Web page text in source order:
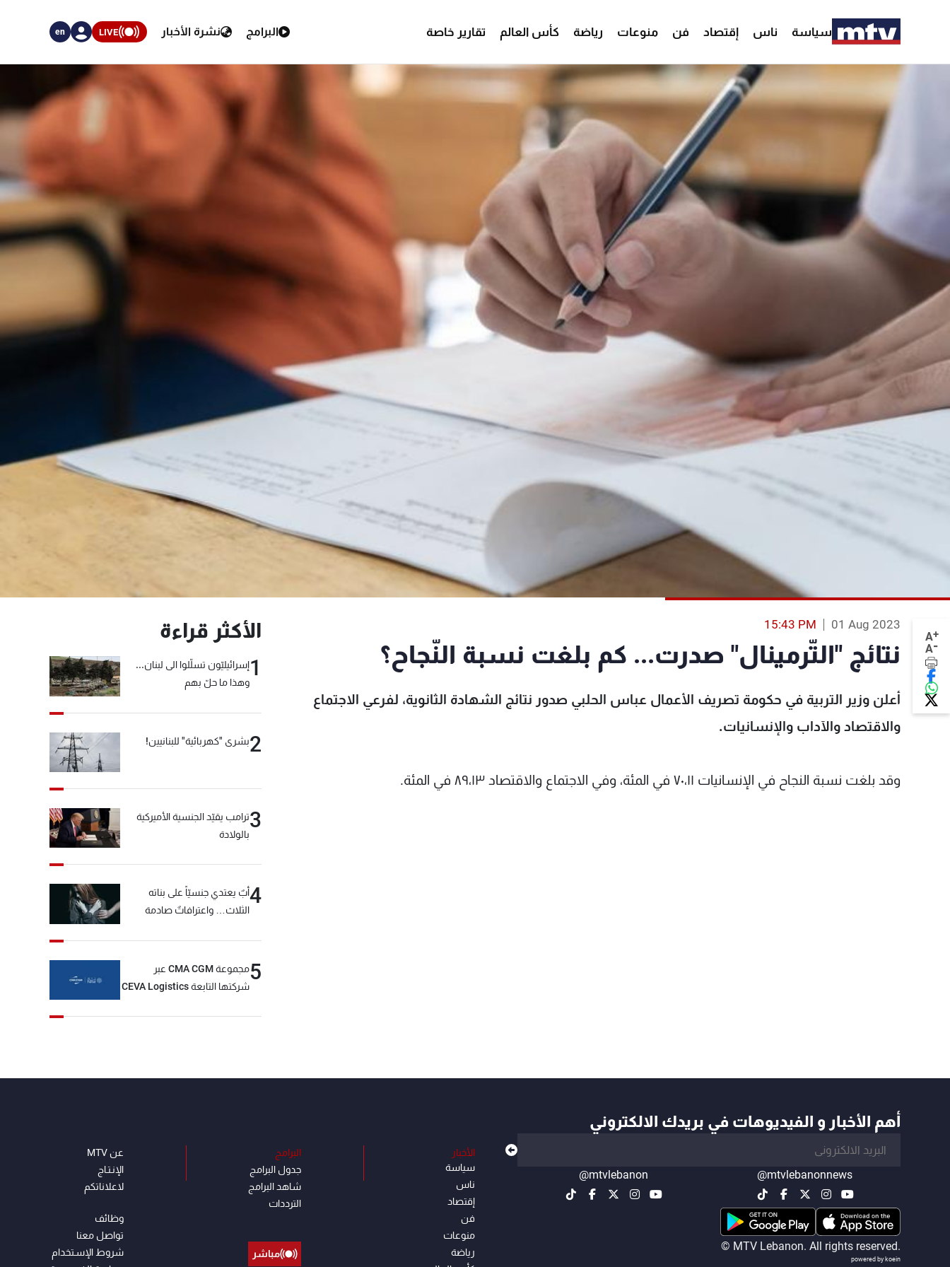
سياسة ناس إقتصاد فن منوعات رياضة كأس العالم تقارير خاصة البرامج نشرة الأخبار LIVE
en
A+
A-
01 Aug 2023
15:43 PM
نتائج "التّرمينال" صدرت... كم بلغت نسبة النّجاح؟
أعلن وزير التربية في حكومة تصريف الأعمال عباس الحلبي صدور نتائج الشهادة الثانوية، لفرعي الاجتماع
والاقتصاد والآداب والإنسانيات.
وقد بلغت نسبة النجاح في الإنسانيات ٧٠،١١ في المئة، وفي الاجتماع والاقتصاد ٨٩،١٣ في المئة.
الأكثر قراءة
1إسرائيليّون تسلّلوا الى لبنان...
وهذا ما حلّ بهم
2بشرى "كهربائية" للبنانيين!
3ترامب يقيّد الجنسية الأميركية
بالولادة
4أبٌ يعتدي جنسيّاً على بناته
الثلاث… واعترافاتٌ صادمة
5
مجموعة CMA CGM عبر
شركتها التابعة CEVA Logistics
أهم الأخبار و الفيديوهات في بريدك الالكتروني
@mtvlebanonnews
@mtvlebanon
© MTV Lebanon. All rights reserved.
powered by koein
الأخبار
سياسة
ناس
إقتصاد
فن
منوعات
رياضة
البرامج
جدول البرامج
شاهد البرامج
الترددات
مباشر
عن MTV
الإنـتـاج
لاعلاناتكم
وظائف
تواصل معنا
شروط الإسـتخدام